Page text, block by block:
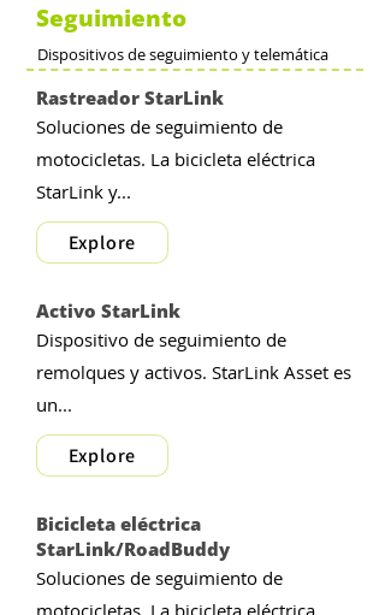
Seguimiento
Dispositivos de seguimiento y telemática
Rastreador StarLink
Soluciones de seguimiento de
motocicletas. La bicicleta eléctrica
StarLink y...
Explore
Activo StarLink
Dispositivo de seguimiento de
remolques y activos. StarLink Asset es
un...
Explore
Bicicleta eléctrica
StarLink/RoadBuddy
Soluciones de seguimiento de
motocicletas. La bicicleta eléctrica